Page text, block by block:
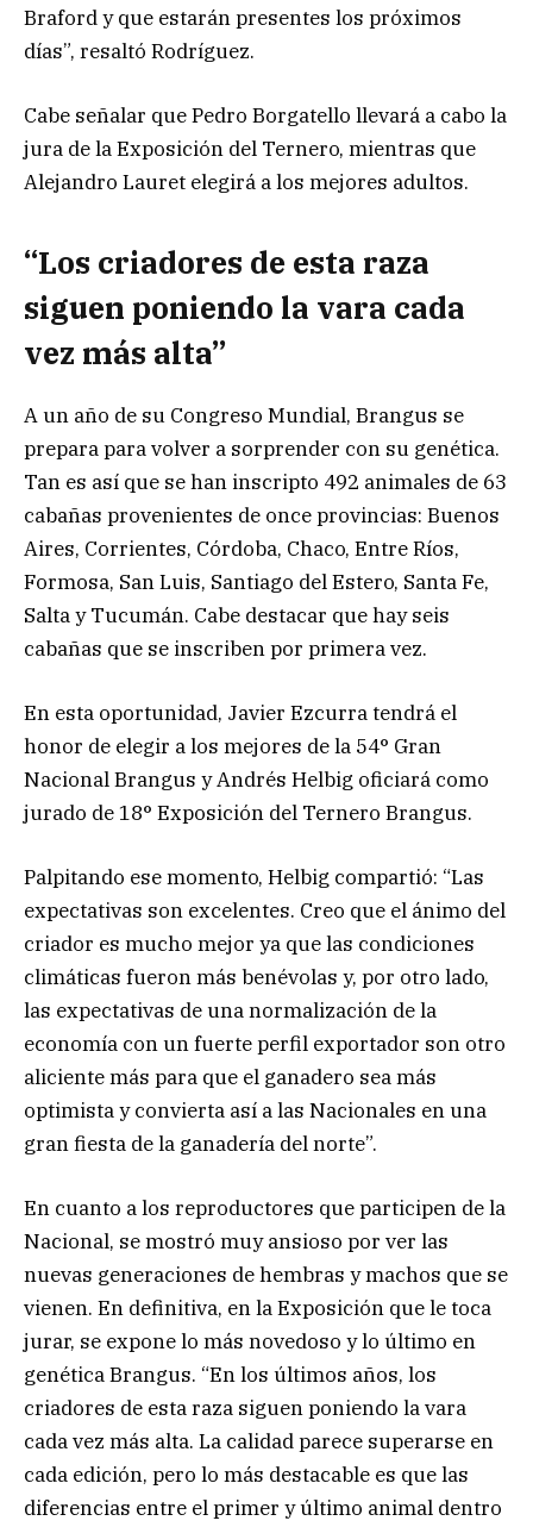
Braford y que estarán presentes los próximos
días”, resaltó Rodríguez.
Cabe señalar que Pedro Borgatello llevará a cabo la
jura de la Exposición del Ternero, mientras que
Alejandro Lauret elegirá a los mejores adultos.
“Los criadores de esta raza
siguen poniendo la vara cada
vez más alta”
A un año de su Congreso Mundial, Brangus se
prepara para volver a sorprender con su genética.
Tan es así que se han inscripto 492 animales de 63
cabañas provenientes de once provincias: Buenos
Aires, Corrientes, Córdoba, Chaco, Entre Ríos,
Formosa, San Luis, Santiago del Estero, Santa Fe,
Salta y Tucumán. Cabe destacar que hay seis
cabañas que se inscriben por primera vez.
En esta oportunidad, Javier Ezcurra tendrá el
honor de elegir a los mejores de la 54° Gran
Nacional Brangus y Andrés Helbig oficiará como
jurado de 18° Exposición del Ternero Brangus.
Palpitando ese momento, Helbig compartió: “Las
expectativas son excelentes. Creo que el ánimo del
criador es mucho mejor ya que las condiciones
climáticas fueron más benévolas y, por otro lado,
las expectativas de una normalización de la
economía con un fuerte perfil exportador son otro
aliciente más para que el ganadero sea más
optimista y convierta así a las Nacionales en una
gran fiesta de la ganadería del norte”.
En cuanto a los reproductores que participen de la
Nacional, se mostró muy ansioso por ver las
nuevas generaciones de hembras y machos que se
vienen. En definitiva, en la Exposición que le toca
jurar, se expone lo más novedoso y lo último en
genética Brangus. “En los últimos años, los
criadores de esta raza siguen poniendo la vara
cada vez más alta. La calidad parece superarse en
cada edición, pero lo más destacable es que las
diferencias entre el primer y último animal dentro